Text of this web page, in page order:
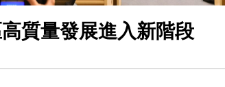
質量發展進入新階段